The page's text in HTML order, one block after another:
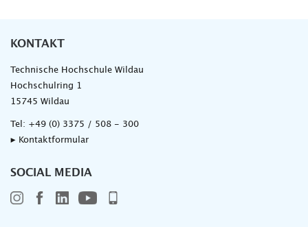
KONTAKT
Technische Hochschule Wildau
Hochschulring 1
15745 Wildau
Tel: +49 (0) 3375 / 508 - 300
▸ Kontaktformular
SOCIAL MEDIA